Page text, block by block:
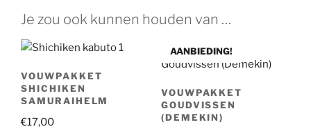
Je zou ook kunnen houden van …
VOUWPAKKET
SHICHIKEN
SAMURAIHELM
€17,00
AANBIEDING!
VOUWPAKKET
GOUDVISSEN
(DEMEKIN)